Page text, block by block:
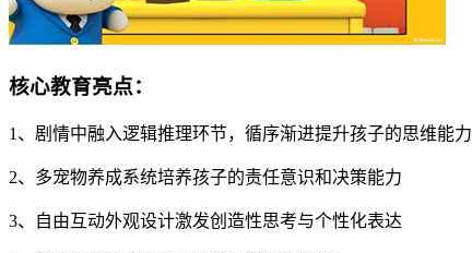
核心教育亮点：
1、剧情中融入逻辑推理环节，循序渐进提升孩子的思维能力
2、多宠物养成系统培养孩子的责任意识和决策能力
3、自由互动外观设计激发创造性思考与个性化表达